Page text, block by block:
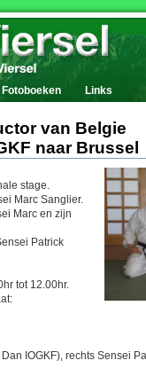
Fotoboeken Links
van Belgie
naar Brussel
stage.
Marc Sanglier.
Marc en zijn
Patrick
tot 12.00hr.
IOGKF), rechts Sensei